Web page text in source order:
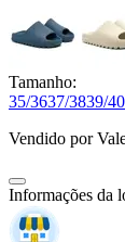
Tamanho:
35/3637/3839/40
Vendido por
Informações da